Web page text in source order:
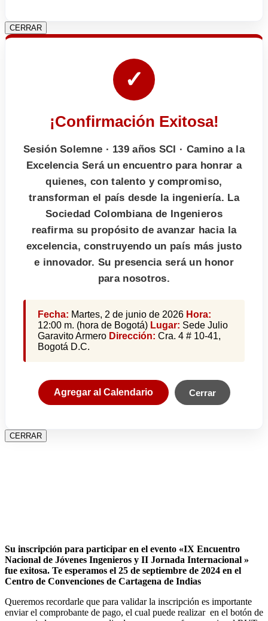
CERRAR
✓
¡Confirmación Exitosa!
Sesión Solemne · 139 años SCI · Camino a la
Excelencia Será un encuentro para honrar a
quienes, con talento y compromiso,
transforman el país desde la ingeniería. La
Sociedad Colombiana de Ingenieros
reafirma su propósito de avanzar hacia la
excelencia, construyendo un país más justo
e innovador. Su presencia será un honor
para nosotros.
Fecha: Martes, 2 de junio de 2026 Hora:
12:00 m. (hora de Bogotá) Lugar: Sede Julio
Garavito Armero Dirección: Cra. 4 # 10-41,
Bogotá D.C.
Agregar al Calendario Cerrar
CERRAR
Su inscripción para participar en el evento «IX Encuentro
Nacional de Jóvenes Ingenieros y II Jornada Internacional »
fue exitosa. Te esperamos el 25 de septiembre de 2024 en el
Centro de Convenciones de Cartagena de Indias
Queremos recordarle que para validar la inscripción es importante
enviar el comprobante de pago, el cual puede realizar en el botón de